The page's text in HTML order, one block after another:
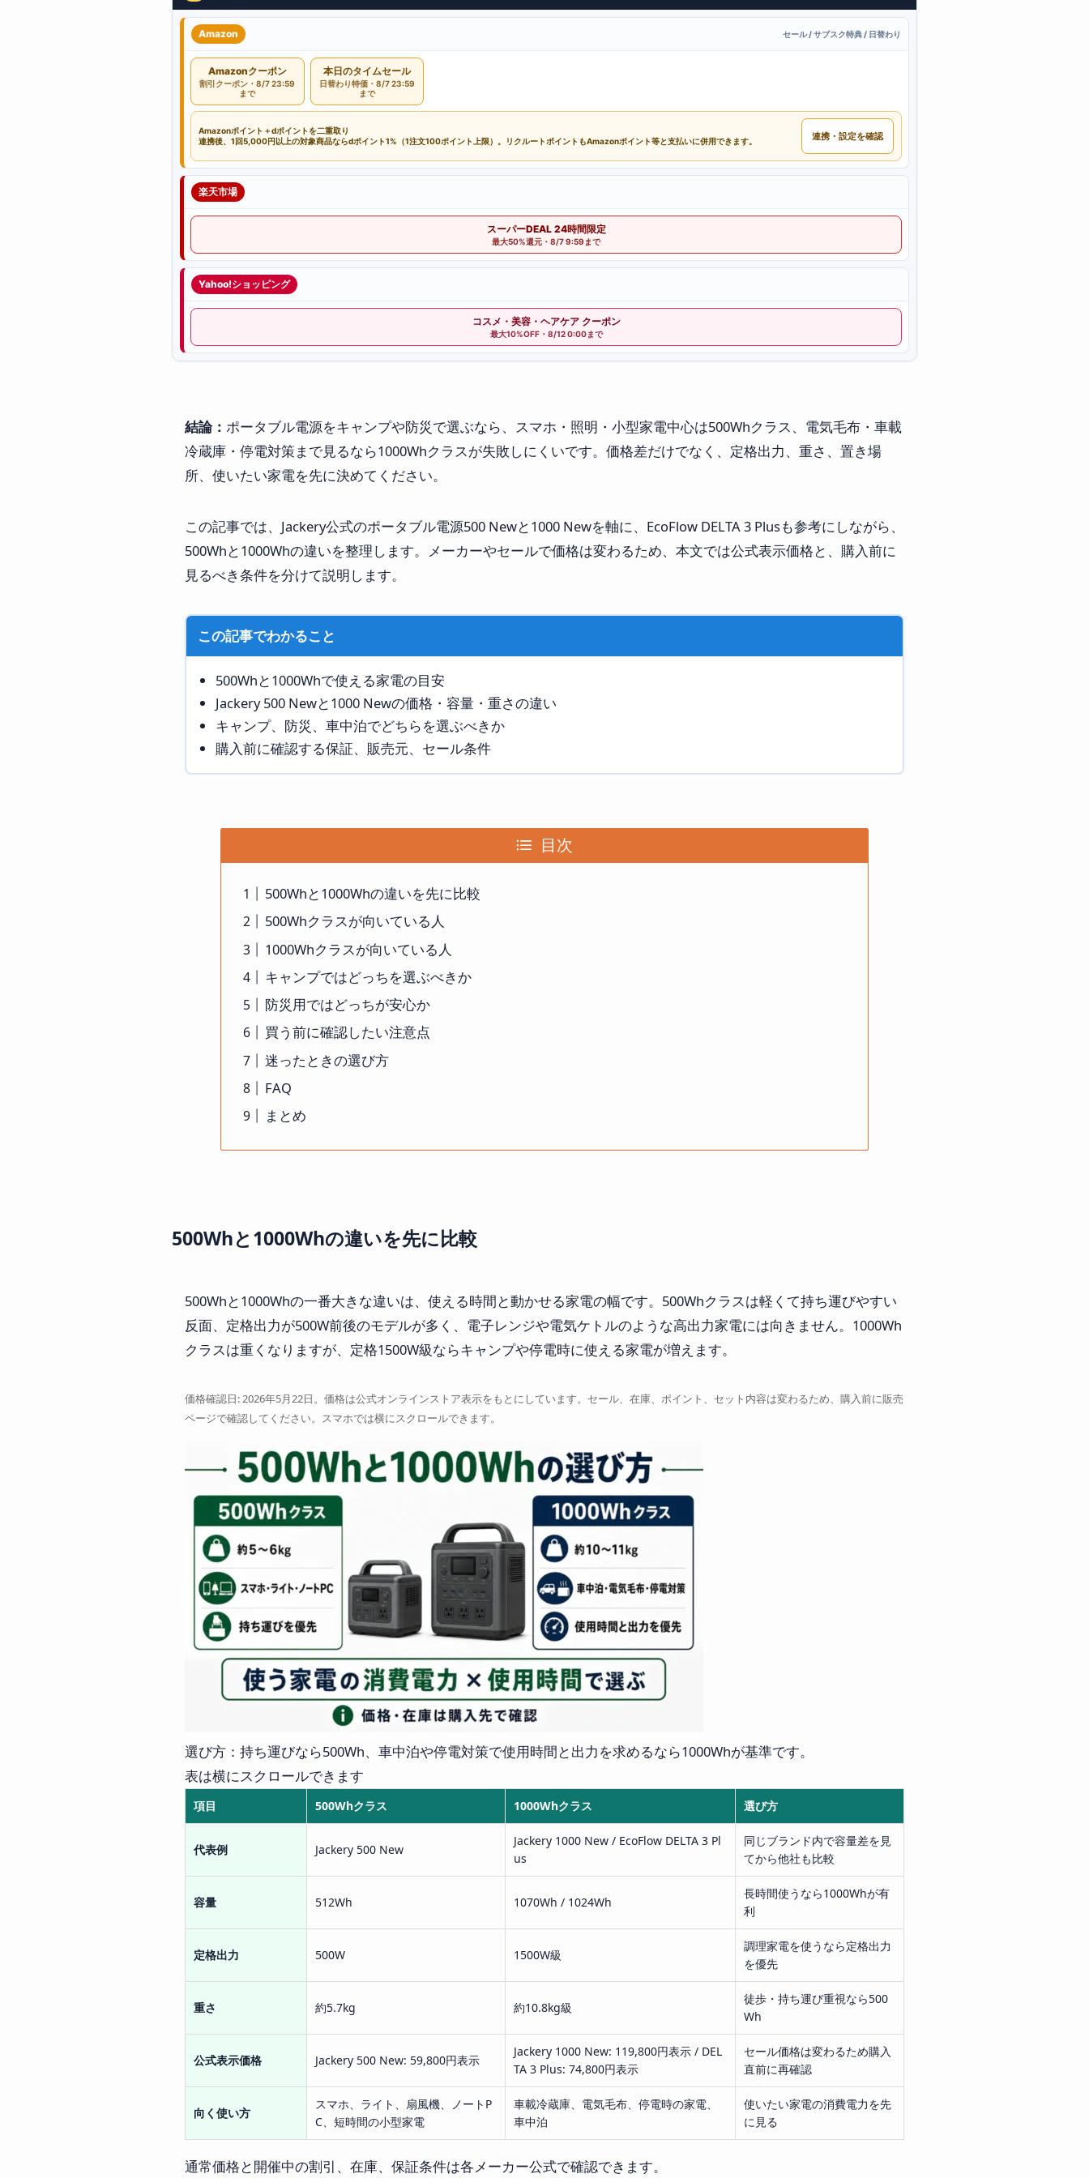
Amazon セール / サブスク特典 / 日替わり
Amazonクーポン
割引クーポン・8/7 23:59
まで
本日のタイムセール
日替わり特価・8/7 23:59
まで
Amazonポイント＋dポイントを二重取り
連携後、1回5,000円以上の対象商品ならdポイント1%（1注文100ポイント上限）。リクルートポイントもAmazonポイント等と支払いに併用できます。
連携・設定を確認
楽天市場
スーパーDEAL 24時間限定
最大50%還元・8/7 9:59まで
Yahoo!ショッピング
コスメ・美容・ヘアケア クーポン
最大10%OFF・8/12 0:00まで
結論： ポータブル電源をキャンプや防災で選ぶなら、スマホ・照明・小型家電中心は500Whクラス、電気毛布・車載
冷蔵庫・停電対策まで見るなら1000Whクラスが失敗しにくいです。価格差だけでなく、定格出力、重さ、置き場
所、使いたい家電を先に決めてください。
この記事では、Jackery公式のポータブル電源500 Newと1000 Newを軸に、EcoFlow DELTA 3 Plusも参考にしながら、
500Whと1000Whの違いを整理します。メーカーやセールで価格は変わるため、本文では公式表示価格と、購入前に
見るべき条件を分けて説明します。
この記事でわかること
500Whと1000Whで使える家電の目安
Jackery 500 Newと1000 Newの価格・容量・重さの違い
キャンプ、防災、車中泊でどちらを選ぶべきか
購入前に確認する保証、販売元、セール条件
目次
500Whと1000Whの違いを先に比較
500Whクラスが向いている人
1000Whクラスが向いている人
キャンプではどっちを選ぶべきか
防災用ではどっちが安心か
買う前に確認したい注意点
迷ったときの選び方
FAQ
まとめ
500Whと1000Whの違いを先に比較
500Whと1000Whの一番大きな違いは、使える時間と動かせる家電の幅です。500Whクラスは軽くて持ち運びやすい
反面、定格出力が500W前後のモデルが多く、電子レンジや電気ケトルのような高出力家電には向きません。1000Wh
クラスは重くなりますが、定格1500W級ならキャンプや停電時に使える家電が増えます。
価格確認日: 2026年5月22日。価格は公式オンラインストア表示をもとにしています。セール、在庫、ポイント、セット内容は変わるため、購入前に販売
ページで確認してください。スマホでは横にスクロールできます。
選び方：持ち運びなら500Wh、車中泊や停電対策で使用時間と出力を求めるなら1000Whが基準です。
表は横にスクロールできます
項目 500Whクラス 1000Whクラス 選び方
代表例 Jackery 500 New
Jackery 1000 New / EcoFlow DELTA 3 Pl
us
同じブランド内で容量差を見
てから他社も比較
容量 512Wh 1070Wh / 1024Wh
長時間使うなら1000Whが有
利
定格出力 500W 1500W級
調理家電を使うなら定格出力
を優先
重さ 約5.7kg 約10.8kg級
徒歩・持ち運び重視なら500
Wh
公式表示価格 Jackery 500 New: 59,800円表示
Jackery 1000 New: 119,800円表示 / DEL
TA 3 Plus: 74,800円表示
セール価格は変わるため購入
直前に再確認
向く使い方
スマホ、ライト、扇風機、ノートP
C、短時間の小型家電
車載冷蔵庫、電気毛布、停電時の家電、
車中泊
使いたい家電の消費電力を先
に見る
通常価格と開催中の割引、在庫、保証条件は各メーカー公式で確認できます。